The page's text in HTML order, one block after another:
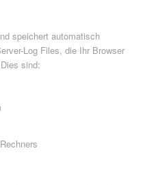
speichert automatisch
Log Files, die Ihr Browser
sind: